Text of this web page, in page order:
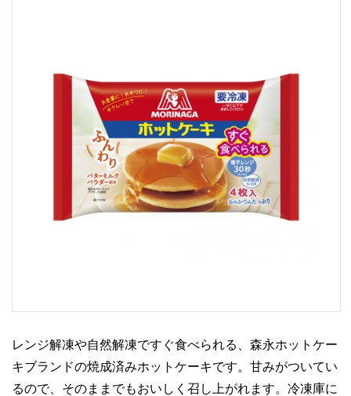
レンジ解凍や自然解凍ですぐ食べられる、森永ホットケー
キブランドの焼成済みホットケーキです。甘みがついてい
るので、そのままでもおいしく召し上がれます。冷凍庫に